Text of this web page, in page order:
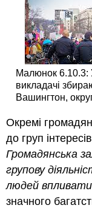
Малюнок 6.10.3:
викладачі
Вашингтон,
Окремі
до груп
Громадянська
групову
людей впливати
значного